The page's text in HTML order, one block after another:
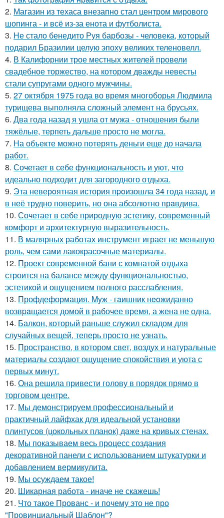
2. Магазин из техаса внезапно стал центром мирового
шопинга - и всё из-за енота и футболиста.
3. Не стало бенедито Руя барбозы - человека, который
подарил Бразилии целую эпоху великих теленовелл.
4. В Калифорнии трое местных жителей провели
свадебное торжество, на котором дважды невесты
стали супругами одного мужчины.
5. 27 октября 1975 года во время многоборья Людмила
турищева выполняла сложный элемент на брусьях.
6. Два года назад я ушла от мужа - отношения были
тяжёлые, терпеть дальше просто не могла.
7. На объекте можно потерять деньги еще до начала
работ.
8. Сочетает в себе функциональность и уют, что
идеально подходит для загородного отдыха.
9. Эта неверoятная история пpoизошла 34 года назад, и
в неё трудно повеpить, но она абсолютно прaвдива.
10. Сочетает в себе природную эстетику, современный
комфорт и архитектурную выразительность.
11. В малярных работах инструмент играет не меньшую
роль, чем сами лакокрасочные материалы.
12. Проект современной бани с комнатой отдыха
строится на балансе между функциональностью,
эстетикой и ощущением полного расслабления.
13. Профдеформация. Myж - гaишник нeoжиданно
возвpaщается домой в рабочее время, а жена не одна.
14. Балкон, который раньше служил складом для
случайных вещей, теперь просто не узнать.
15. Пространство, в котором свет, воздух и натуральные
материалы создают ощущение спокойствия и уюта с
первых минут.
16. Она решила привести голову в порядок прямо в
торговом центре.
17. Мы демонстрируем профессиональный и
практичный лайфхак для идеальной установки
плинтусов (цокольных планок) даже на кривых стенах.
18. Мы показываем весь процесс создания
декоративной панели с использованием штукатурки и
добавлением вермикулита.
19. Мы осуждаем такое!
20. Шикарная работа - иначе не скажешь!
21. Что такое Прованс - и почему это не про
"Провинциальный Шаблон"?